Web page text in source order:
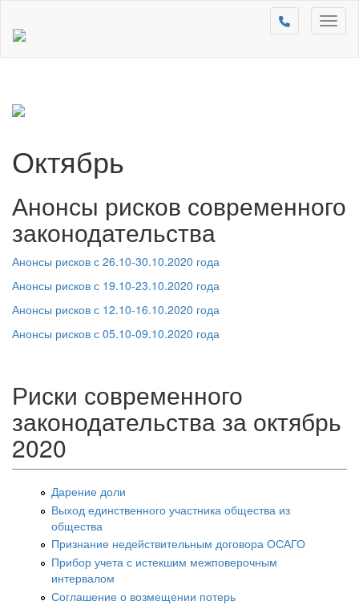
Октябрь
Анонсы рисков современного
законодательства
Анонсы рисков с 26.10-30.10.2020 года
Анонсы рисков с 19.10-23.10.2020 года
Анонсы рисков с 12.10-16.10.2020 года
Анонсы рисков с 05.10-09.10.2020 года
Риски современного
законодательства за октябрь
2020
Дарение доли
Выход единственного участника общества из
общества
Признание недействительным договора ОСАГО
Прибор учета с истекшим межповерочным
интервалом
Соглашение о возмещении потерь